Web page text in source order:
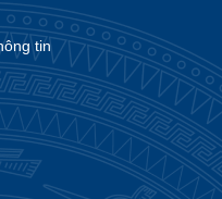
tin